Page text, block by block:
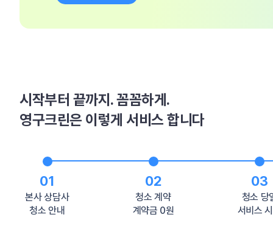
시작부터 끝까지. 꼼꼼하게.
영구크린은 이렇게 서비스 합니다
01
본사 상담사
청소 안내
02
청소 계약
계약금 0원
03
청소 당
서비스